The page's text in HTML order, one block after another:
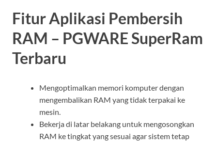
Fitur Aplikasi Pembersih
RAM – PGWARE SuperRam
Terbaru
Mengoptimalkan memori komputer dengan
mengembalikan RAM yang tidak terpakai ke
mesin.
Bekerja di latar belakang untuk mengosongkan
RAM ke tingkat yang sesuai agar sistem tetap